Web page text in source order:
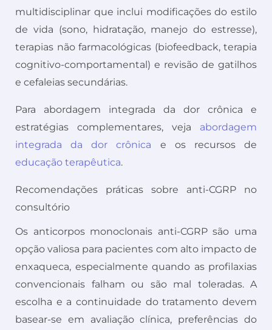
multidisciplinar que inclui modificações do estilo
de vida (sono, hidratação, manejo do estresse),
terapias não farmacológicas (biofeedback, terapia
cognitivo-comportamental) e revisão de gatilhos
e cefaleias secundárias.
Para abordagem integrada da dor crônica e
estratégias complementares, veja abordagem
integrada da dor crônica e os recursos de
educação terapêutica.
Recomendações práticas sobre anti-CGRP no
consultório
Os anticorpos monoclonais anti-CGRP são uma
opção valiosa para pacientes com alto impacto de
enxaqueca, especialmente quando as profilaxias
convencionais falham ou são mal toleradas. A
escolha e a continuidade do tratamento devem
basear-se em avaliação clínica, preferências do